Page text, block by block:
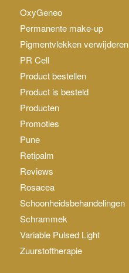
OxyGeneo
Permanente make-up
Pigmentvlekken verwijderen
PR Cell
Product bestellen
Product is besteld
Producten
Promoties
Pune
Retipalm
Reviews
Rosacea
Schoonheidsbehandelingen
Schrammek
Variable Pulsed Light
Zuurstoftherapie